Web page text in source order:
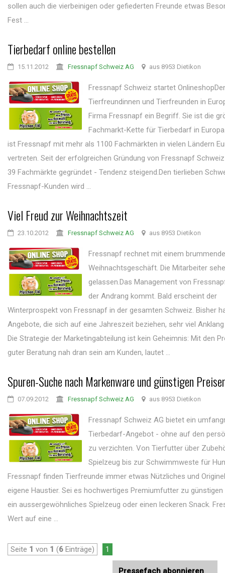
sollen auch die vierbeinigen oder gefiederten Freunde etwas
Fest ...
Tierbedarf online bestellen
15.11.2012 Fressnapf Schweiz AG aus 8953 Dietikon
Fressnapf Schweiz startet
Tierfreundinnen und Tierfreunden in
Firma Fressnapf ein Begriff. Sie ist die
Fachmarkt-Kette für Tierbedarf in
ist Fressnapf mit mehr als 1100 Fachmärkten in vielen Ländern
vertreten. Seit der erfolgreichen Gründung von Fressnapf
39 Fachmärkte gegründet - Tendenz steigend.Den tierlieben
Fressnapf-Kunden wird ...
Viel Freud zur Weihnachtszeit
23.10.2012 Fressnapf Schweiz AG aus 8953 Dietikon
Fressnapf rechnet mit einem
Weihnachtsgeschäft. Die Mitarbeiter
gelassen.Das Management von
der Andrang kommt. Bald erscheint der
Winterprospekt von Fressnapf in der gesamten Schweiz. Bisher
Angebote, die sich auf eine Jahreszeit beziehen, sehr viel
Die Strategie der Marketingabteilung ist kein Geheimnis: Mit den
guter Beratung nah dran sein am Kunden, lautet ...
Spuren-Suche nach Markenware und günstigen
07.09.2012 Fressnapf Schweiz AG aus 8953 Dietikon
Fressnapf Schweiz AG bietet ein
Tierbedarf-Angebot - ohne auf den
zu verzichten. Von Tierfutter über
Spielzeug bis zur Schwimmweste für
Fressnapf finden Tierfreunde immer etwas Nützliches und
eigene Haustier. Sei es hochwertiges Premiumfutter zu
ein aussergewöhnliches Spielzeug oder einen leckeren Snack.
Wert auf eine ...
Seite 1 von 1 (6 Einträge) 1
Pressefach abonnieren